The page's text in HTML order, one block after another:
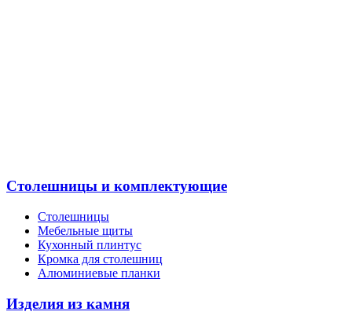
Столешницы и комплектующие
Столешницы
Мебельные щиты
Кухонный плинтус
Кромка для столешниц
Алюминиевые планки
Изделия из камня